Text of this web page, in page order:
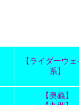
【ライダーウ
系】
【奥義】